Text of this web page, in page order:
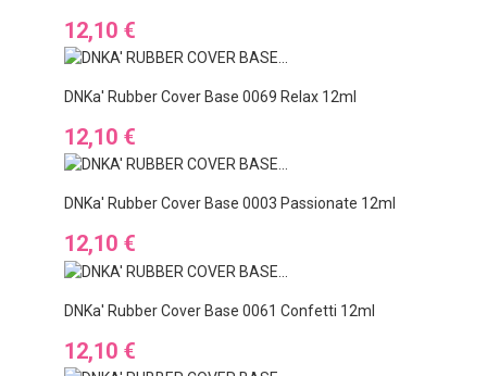
Cena
12,10 €
DNKa' Rubber Cover Base 0069 Relax 12ml
Cena
12,10 €
DNKa' Rubber Cover Base 0003 Passionate 12ml
Cena
12,10 €
DNKa' Rubber Cover Base 0061 Confetti 12ml
Cena
12,10 €